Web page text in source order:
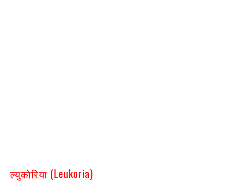
ल्युकोरिया (Leukoria)